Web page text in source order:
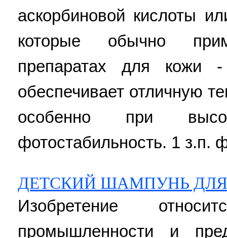
аскорбиновой кислоты
которые обычно
препаратах для кожи -
обеспечивает отличную
особенно при
фотостабильность. 1 з.п.
ДЕТСКИЙ ШАМПУНЬ
Изобретение
промышленности и